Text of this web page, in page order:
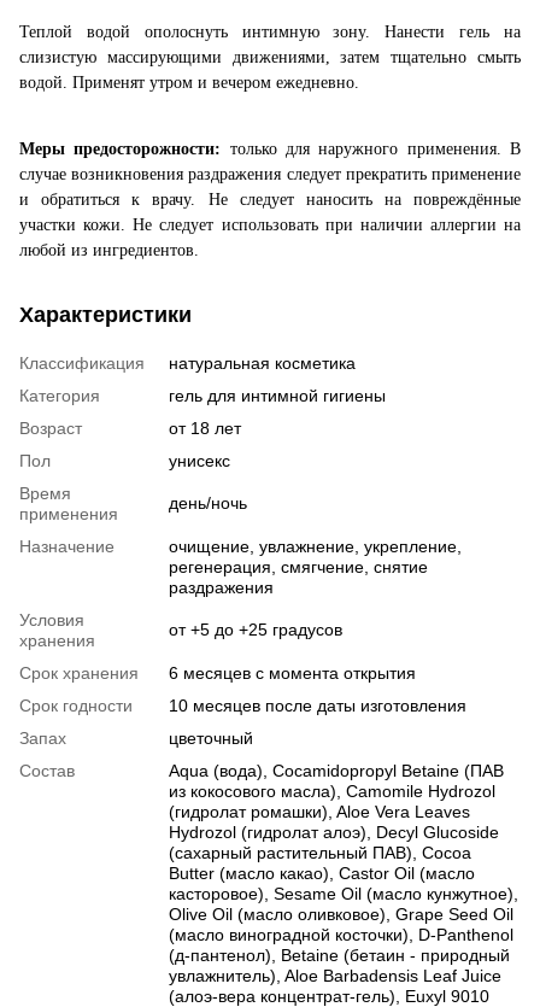
Теплой водой ополоснуть интимную зону. Нанести гель на
слизистую массирующими движениями, затем тщательно смыть
водой. Применят утром и вечером ежедневно.
Меры предосторожности: только для наружного применения. В
случае возникновения раздражения следует прекратить применение
и обратиться к врачу. Не следует наносить на повреждённые
участки кожи. Не следует использовать при наличии аллергии на
любой из ингредиентов.
Характеристики
Классификация
натуральная косметика
Категория
гель для интимной гигиены
Возраст
от 18 лет
Пол
унисекс
Время
применения
день/ночь
Назначение
очищение, увлажнение, укрепление,
регенерация, смягчение, снятие
раздражения
Условия
хранения
от +5 до +25 градусов
Срок хранения
6 месяцев с момента открытия
Срок годности
10 месяцев после даты изготовления
Запах
цветочный
Состав
Aqua (вода), Cocamidopropyl Betaine (ПАВ
из кокосового масла), Camomile Hydrozol
(гидролат ромашки), Aloe Vera Leaves
Hydrozol (гидролат алоэ), Decyl Glucoside
(сахарный растительный ПАВ), Cocoa
Butter (масло какао), Castor Oil (масло
касторовое), Sesame Oil (масло кунжутное),
Olive Oil (масло оливковое), Grape Seed Oil
(масло виноградной косточки), D-Panthenol
(д-пантенол), Betaine (бетаин - природный
увлажнитель), Aloe Barbadensis Leaf Juice
(алоэ-вера концентрат-гель), Euxyl 9010